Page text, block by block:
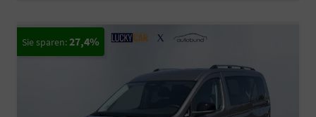
27,4%